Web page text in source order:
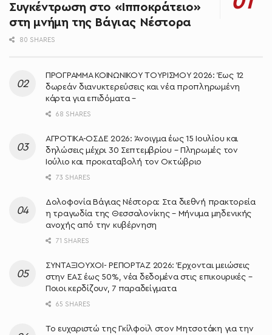
Συγκέντρωση στο «Ιπποκράτειο»
στη μνήμη της Βάγιας Νέστορα
80 SHARES
ΠΡΟΓΡΑΜΜΑ ΚΟΙΝΩΝΙΚΟΥ ΤΟΥΡΙΣΜΟΥ 2026: Έως 12
δωρεάν διανυκτερεύσεις και νέα προπληρωμένη
κάρτα για επιδόματα –
68 SHARES
ΑΓΡΟΤΙΚΑ-ΟΣΔΕ 2026: Άνοιγμα έως 15 Ιουλίου και
δηλώσεις μέχρι 30 Σεπτεμβρίου – Πληρωμές τον
Ιούλιο και προκαταβολή τον Οκτώβριο
73 SHARES
Δολοφονία Βάγιας Νέστορα: Στα διεθνή πρακτορεία
η τραγωδία της Θεσσαλονίκης – Μήνυμα μηδενικής
ανοχής από την κυβέρνηση
71 SHARES
ΣΥΝΤΑΞΙΟΥΧΟΙ- ΡΕΠΟΡΤΑΖ 2026: Έρχονται μειώσεις
στην ΕΑΣ έως 50%, νέα δεδομένα στις επικουρικές –
Ποιοι κερδίζουν, 7 παραδείγματα
65 SHARES
Το ευχαριστώ της Γκίλφοϊλ στον Μητσοτάκη για την